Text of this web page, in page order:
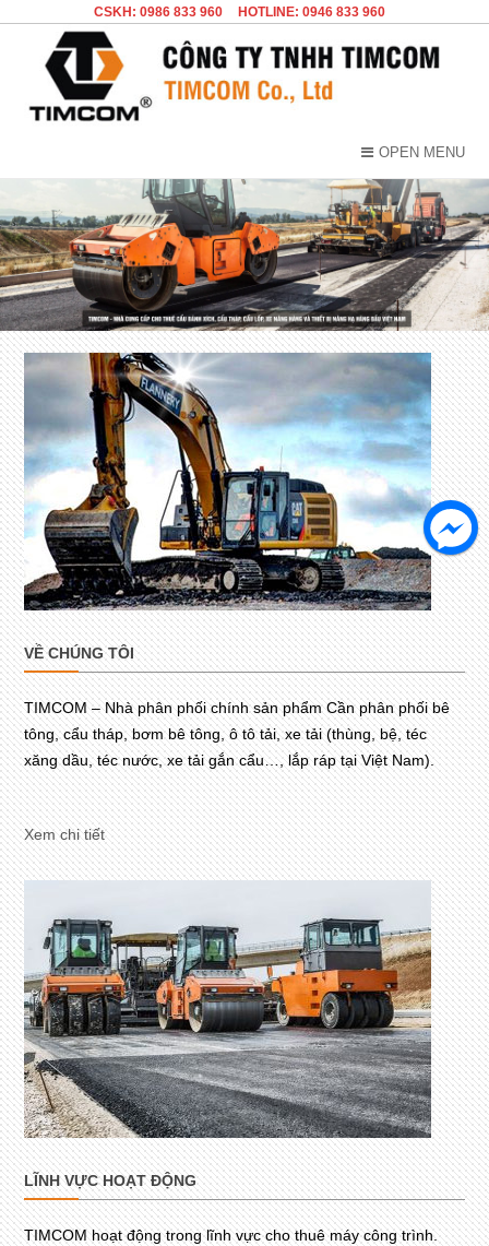
CSKH: 0986 833 960 HOTLINE: 0946 833 960
OPEN MENU
VỀ CHÚNG TÔI
TIMCOM – Nhà phân phối chính sản phẩm Cần phân phối bê
tông, cẩu tháp, bơm bê tông, ô tô tải, xe tải (thùng, bệ, téc
xăng dầu, téc nước, xe tải gắn cẩu…, lắp ráp tại Việt Nam).
Xem chi tiết
LĨNH VỰC HOẠT ĐỘNG
TIMCOM hoạt động trong lĩnh vực cho thuê máy công trình.